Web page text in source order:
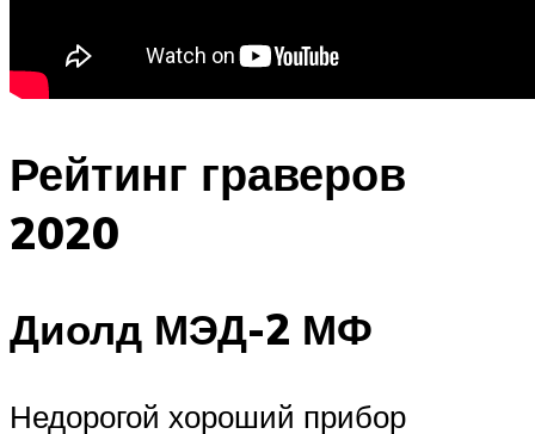
Рейтинг граверов
2020
Диолд МЭД-2 МФ
Недорогой хороший прибор